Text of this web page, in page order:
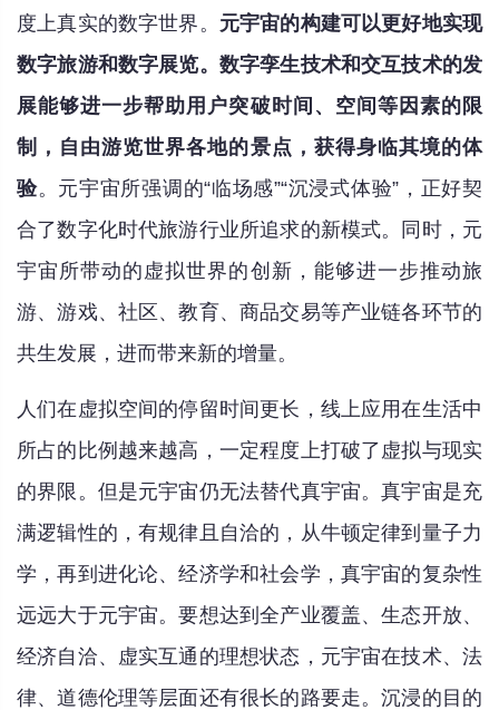
度上真实的数字世界。 元宇宙的构建可以更好地实现
数字旅游和数字展览。数字孪生技术和交互技术的发
展能够进一步帮助用户突破时间、空间等因素的限
制，自由游览世界各地的景点，获得身临其境的体
验。元宇宙所强调的“临场感”“沉浸式体验”，正好契
合了数字化时代旅游行业所追求的新模式。同时，元
宇宙所带动的虚拟世界的创新，能够进一步推动旅
游、游戏、社区、教育、商品交易等产业链各环节的
共生发展，进而带来新的增量。
人们在虚拟空间的停留时间更长，线上应用在生活中
所占的比例越来越高，一定程度上打破了虚拟与现实
的界限。但是元宇宙仍无法替代真宇宙。真宇宙是充
满逻辑性的，有规律且自洽的，从牛顿定律到量子力
学，再到进化论、经济学和社会学，真宇宙的复杂性
远远大于元宇宙。要想达到全产业覆盖、生态开放、
经济自洽、虚实互通的理想状态，元宇宙在技术、法
律、道德伦理等层面还有很长的路要走。沉浸的目的